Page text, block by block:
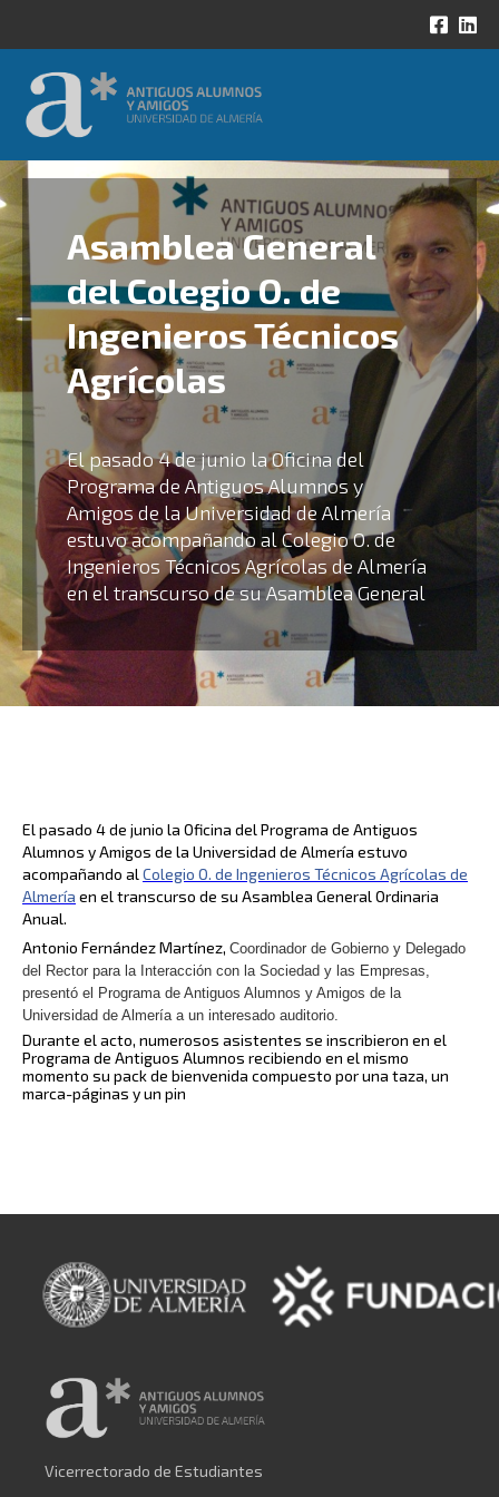
Asamblea General
del Colegio O. de
Ingenieros Técnicos
Agrícolas
El pasado 4 de junio la Oficina del
Programa de Antiguos Alumnos y
Amigos de la Universidad de Almería
estuvo acompañando al Colegio O. de
Ingenieros Técnicos Agrícolas de Almería
en el transcurso de su Asamblea General
El pasado 4 de junio la Oficina del Programa de Antiguos
Alumnos y Amigos de la Universidad de Almería estuvo
acompañando al Colegio O. de Ingenieros Técnicos Agrícolas de
Almería en el transcurso de su Asamblea General Ordinaria
Anual.
Antonio Fernández Martínez, Coordinador de Gobierno y Delegado
del Rector para la Interacción con la Sociedad y las Empresas,
presentó el Programa de Antiguos Alumnos y Amigos de la
Universidad de Almería a un interesado auditorio.
Durante el acto, numerosos asistentes se inscribieron en el
Programa de Antiguos Alumnos recibiendo en el mismo
momento su pack de bienvenida compuesto por una taza, un
marca-páginas y un pin
Vicerrectorado de Estudiantes